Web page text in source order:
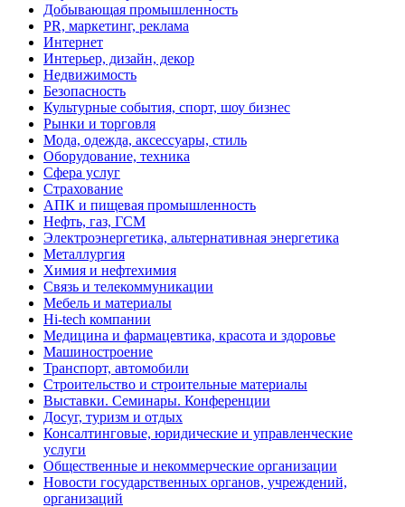
Добывающая промышленность
PR, маркетинг, реклама
Интернет
Интерьер, дизайн, декор
Недвижимость
Безопасность
Культурные события, спорт, шоу бизнес
Рынки и торговля
Мода, одежда, аксессуары, стиль
Оборудование, техника
Сфера услуг
Страхование
АПК и пищевая промышленность
Нефть, газ, ГСМ
Электроэнергетика, альтернативная энергетика
Металлургия
Химия и нефтехимия
Связь и телекоммуникации
Мебель и материалы
Hi-tech компании
Медицина и фармацевтика, красота и здоровье
Машиностроение
Транспорт, автомобили
Строительство и строительные материалы
Выставки. Семинары. Конференции
Досуг, туризм и отдых
Консалтинговые, юридические и управленческие
услуги
Общественные и некоммерческие организации
Новости государственных органов, учреждений,
организаций